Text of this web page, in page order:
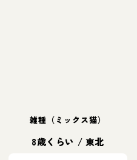
雑種（ミックス猫）
8歳くらい / 東北